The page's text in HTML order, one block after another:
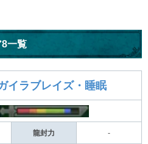
一覧
イラブレイズ・睡眠
龍封力 -